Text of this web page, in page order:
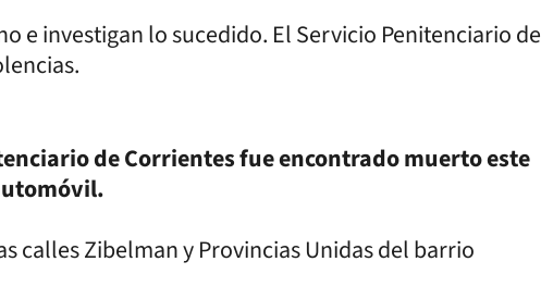
e investigan lo sucedido. El Servicio Penitenciario de
de Corrientes fue encontrado muerto este
calles Zibelman y Provincias Unidas del barrio